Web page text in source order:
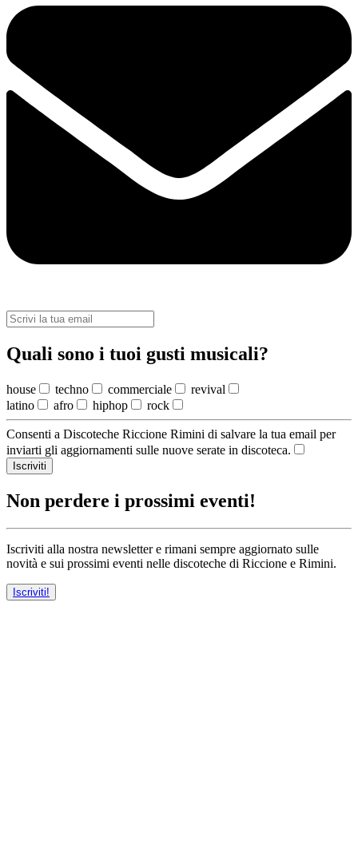
Quali sono i tuoi gusti musicali?
house techno commerciale
revival
latino
afro hiphop rock
Consenti a Discoteche Riccione Rimini di salvare la tua email per
inviarti gli aggiornamenti sulle nuove serate in discoteca.
Iscriviti
Non perdere i prossimi eventi!
Iscriviti alla nostra newsletter e rimani sempre aggiornato sulle
novità e sui prossimi eventi nelle discoteche di Riccione e Rimini.
Iscriviti!